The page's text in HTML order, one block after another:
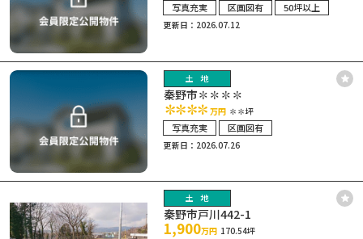
写真充実 区画図有 50坪以上
更新日：2026.07.12
土地
秦野市✽✽✽✽
✽✽✽✽ 万円 ✽✽坪
写真充実 区画図有
更新日：2026.07.26
土地
秦野市戸川442-1
1,900万円 170.54坪